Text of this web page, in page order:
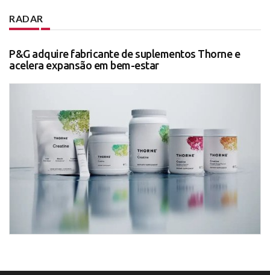
RADAR
P&G adquire fabricante de suplementos Thorne e
acelera expansão em bem-estar